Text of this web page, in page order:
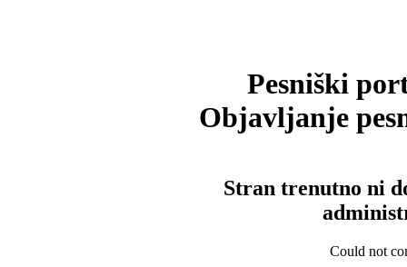
Pesniški
Objavljanje
Stran trenutno ni
Could not